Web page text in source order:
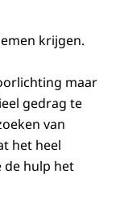
krijgen.
maar
gedrag te
van
het heel
de hulp het